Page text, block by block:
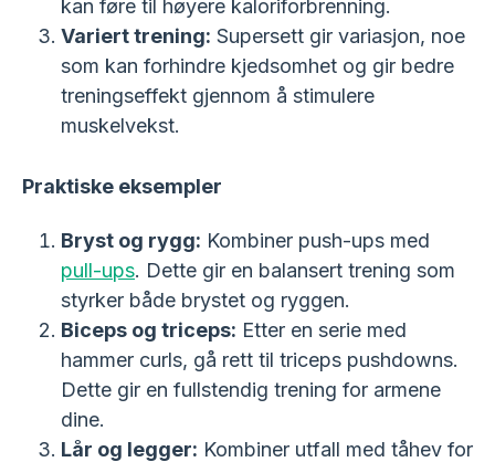
kan føre til høyere kaloriforbrenning.
Variert trening: Supersett gir variasjon, noe
som kan forhindre kjedsomhet og gir bedre
treningseffekt gjennom å stimulere
muskelvekst.
Praktiske eksempler
Bryst og rygg: Kombiner push-ups med
pull-ups. Dette gir en balansert trening som
styrker både brystet og ryggen.
Biceps og triceps: Etter en serie med
hammer curls, gå rett til triceps pushdowns.
Dette gir en fullstendig trening for armene
dine.
Lår og legger: Kombiner utfall med tåhev for